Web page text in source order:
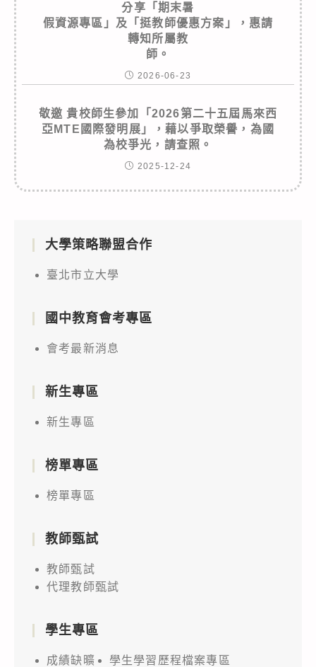
分享「期末暑
假資源專區」及「挺教師優惠方案」，惠請
轉知所屬教
師。
2026-06-23
敬邀 貴校師生參加「2026第二十五屆馬來西
亞MTE國際發明展」，藉以爭取榮譽，為國
為校爭光，請查照。
2025-12-24
大學策略聯盟合作
臺北市立大學
國中教育會考專區
會考最新消息
新生專區
新生專區
榜單專區
榜單專區
教師甄試
教師甄試
代理教師甄試
學生專區
成績缺曠
學生學習歷程檔案專區